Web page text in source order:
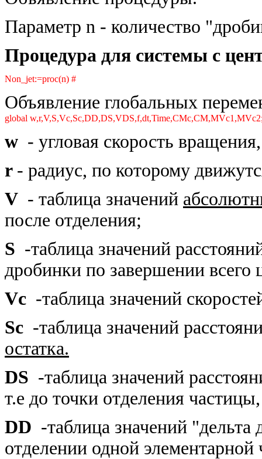
Параметр n - количество
Процедура для системы с
Non_jet:=proc(n) #
Объявление глобальных
global
w - угловая скорость
r - радиус, по которому
V - таблица значений
после отделения;
S -таблица значений
дробинки по завершении всего
Vc -таблица значений
Sc -таблица значений
остатка.
DS -таблица значений
т.е до точки отделения
DD -таблица значений
отделении одной элементарной